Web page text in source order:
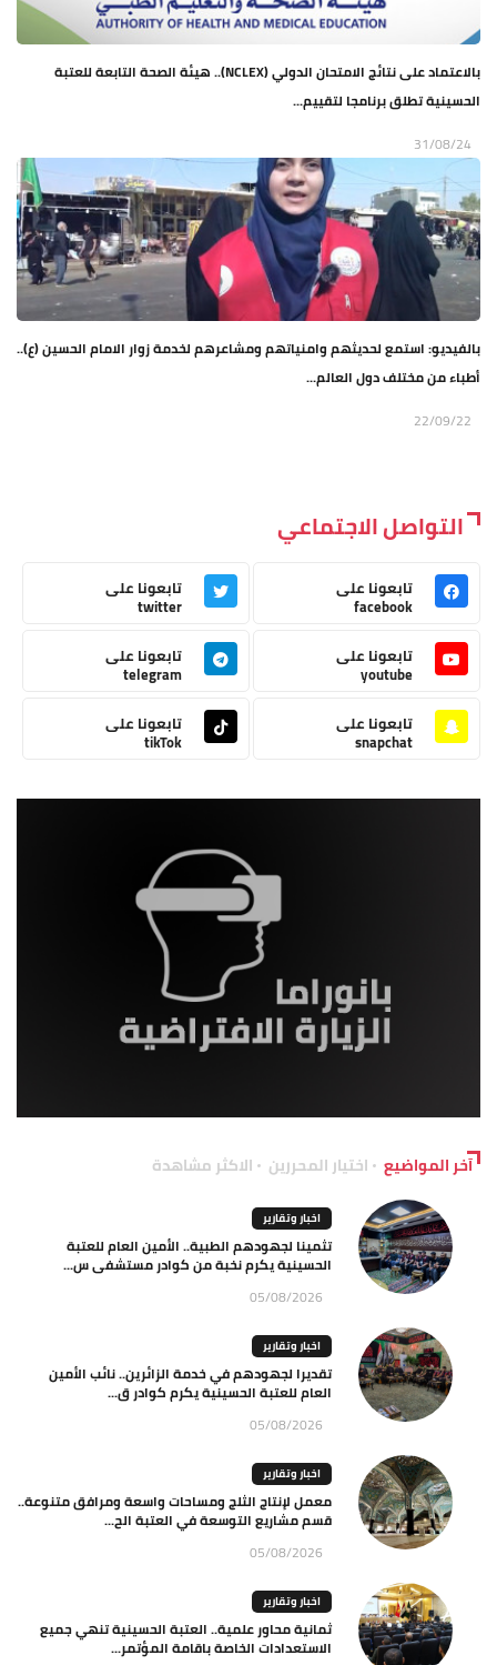
بالاعتماد على نتائج الامتحان الدولي (NCLEX).. هيئة الصحة التابعة للعتبة
الحسينية تطلق برنامجا لتقييم...
31/08/24
بالفيديو: استمع لحديثهم وامنياتهم ومشاعرهم لخدمة زوار الامام الحسين (ع)..
أطباء من مختلف دول العالم...
22/09/22
التواصل الاجتماعي
تابعونا على
facebook
تابعونا على
twitter
تابعونا على
youtube
تابعونا على
telegram
تابعونا على
snapchat
تابعونا على
tikTok
آخر المواضيع اختيار المحررين الاكثر مشاهدة
اخبار وتقارير
تثمينا لجهودهم الطبية.. الأمين العام للعتبة
الحسينية يكرم نخبة من كوادر مستشفى س...
05/08/2026
اخبار وتقارير
تقديرا لجهودهم في خدمة الزائرين.. نائب الأمين
العام للعتبة الحسينية يكرم كوادر ق...
05/08/2026
اخبار وتقارير
معمل لإنتاج الثلج ومساحات واسعة ومرافق متنوعة..
قسم مشاريع التوسعة في العتبة الح...
05/08/2026
اخبار وتقارير
ثمانية محاور علمية.. العتبة الحسينية تنهي جميع
الاستعدادات الخاصة باقامة المؤتمر...